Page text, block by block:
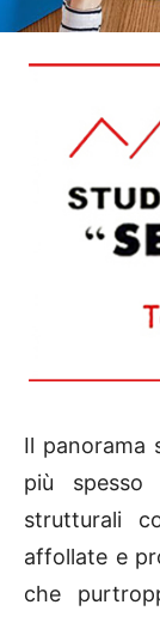
Il panorama
più
strutturali
affollate e
che